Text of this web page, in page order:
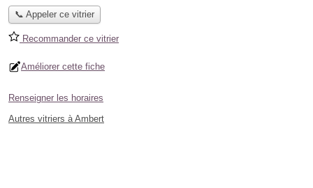
📞 Appeler ce vitrier
Recommander ce vitrier
Améliorer cette fiche
Renseigner les horaires
Autres vitriers à Ambert